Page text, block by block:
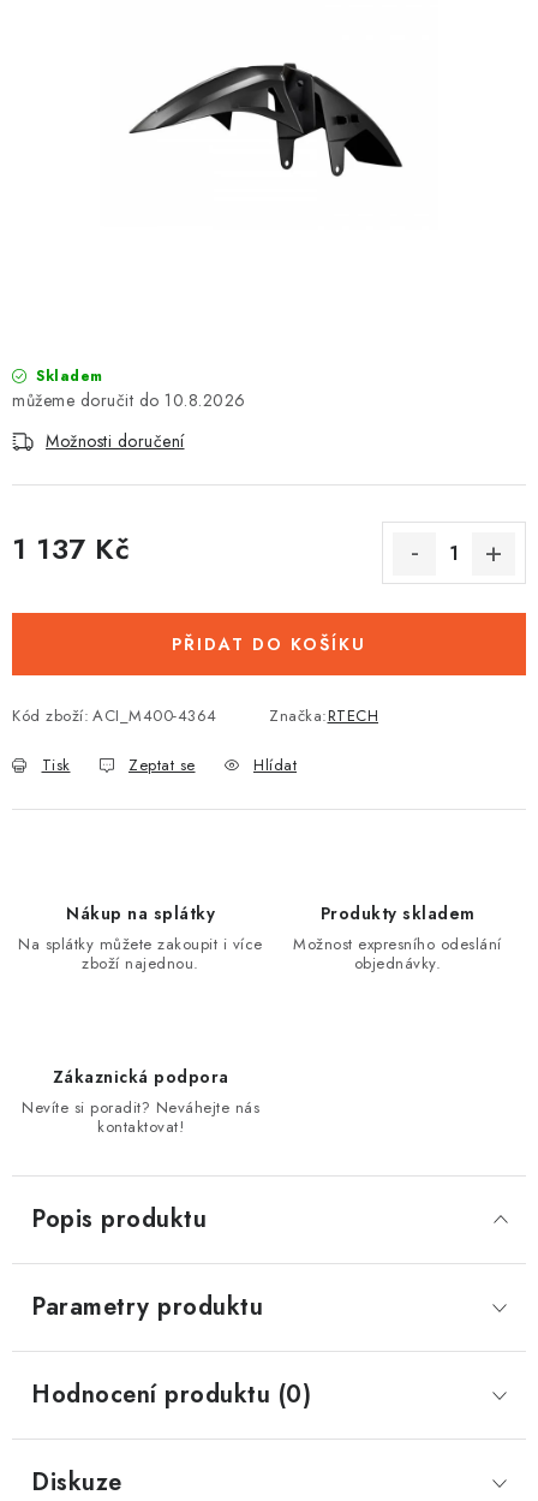
NÁPLNĚ A KAPALINY
Podmínky ochrany osobních údajů
Skladem
10.8.2026
Možnosti doručení
1 137 Kč
PŘIDAT DO KOŠÍKU
Kód zboží: ACI_M400-4364 Značka:RTECH
Tisk Zeptat se Hlídat
Nákup na splátky
Na splátky můžete zakoupit i více
zboží najednou.
Produkty skladem
Možnost expresního odeslání
objednávky.
Zákaznická podpora
Nevíte si poradit? Neváhejte nás
kontaktovat!
Popis produktu
Parametry produktu
Hodnocení produktu (0)
Diskuze